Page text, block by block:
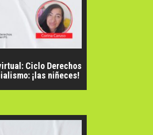
Ciclo Derechos
¡las niñeces!